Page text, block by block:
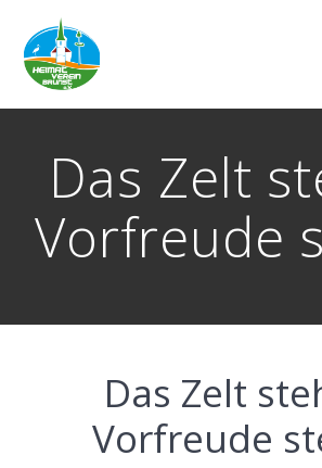
Das Zelt
Vorfreude
Das Zelt
Vorfreude